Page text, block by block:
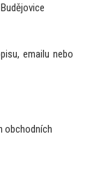
emailu nebo
obchodních